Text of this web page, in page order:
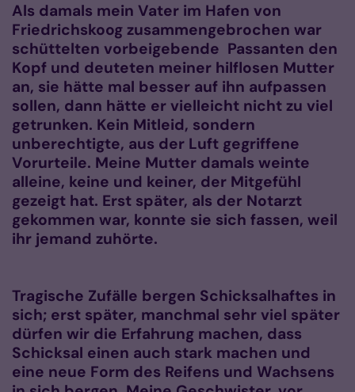
Als damals mein Vater im Hafen von
Friedrichskoog zusammengebrochen war
schüttelten vorbeigebende Passanten den
Kopf und deuteten meiner hilflosen Mutter
an, sie hätte mal besser auf ihn aufpassen
sollen, dann hätte er vielleicht nicht zu viel
getrunken. Kein Mitleid, sondern
unberechtigte, aus der Luft gegriffene
Vorurteile. Meine Mutter damals weinte
alleine, keine und keiner, der Mitgefühl
gezeigt hat. Erst später, als der Notarzt
gekommen war, konnte sie sich fassen, weil
ihr jemand zuhörte.
Tragische Zufälle bergen Schicksalhaftes in
sich; erst später, manchmal sehr viel später
dürfen wir die Erfahrung machen, dass
Schicksal einen auch stark machen und
eine neue Form des Reifens und Wachsens